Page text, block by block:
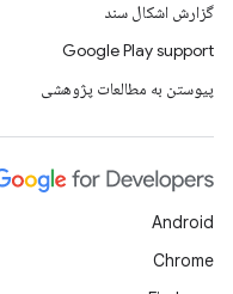
گزارش اشکال سند
Google Play support
پیوستن به مطالعات پژوهشی
Android
Chrome